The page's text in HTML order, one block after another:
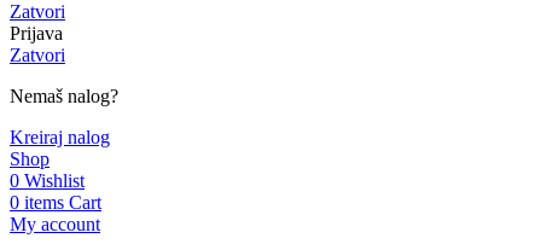
Zatvori
Prijava
Zatvori
Nemaš nalog?
Kreiraj nalog
Shop
0 Wishlist
0 items Cart
My account